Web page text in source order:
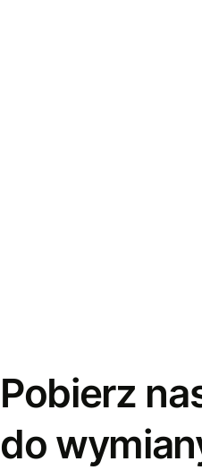
Pobierz
do